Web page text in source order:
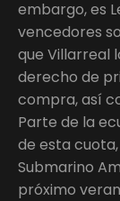
embargo, es
vencedores
que Villarreal
derecho de
compra, así
Parte de la
de esta
Submarino
próximo